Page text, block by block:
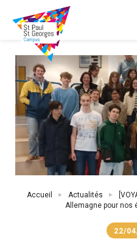
contenu
principal
Accueil Actualités
Allemagne pour nos
22/